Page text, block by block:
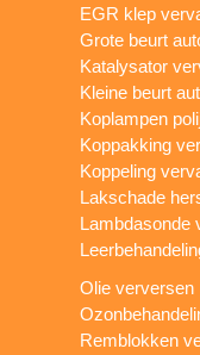
EGR klep
Grote beurt
Katalysator
Kleine beurt
Koplampen
Koppakking
Koppeling
Lakschade
Lambdasonde
Olie verversen
Remblokken